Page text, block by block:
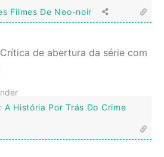
Filmes De Neo-noir
de abertura da série com
A História Por Trás Do Crime